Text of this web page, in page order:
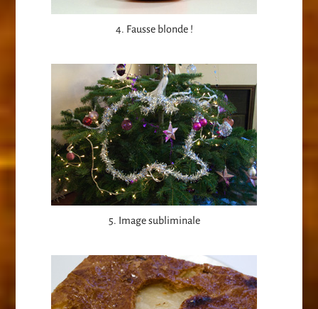
4. Fausse blonde !
5. Image subliminale